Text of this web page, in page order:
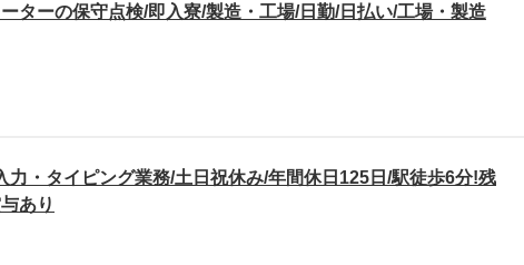
ーターの保守点検/即入寮/製造・工場/日勤/日払い/工場・製造
力・タイピング業務/土日祝休み/年間休日125日/駅徒歩6分!残
あり